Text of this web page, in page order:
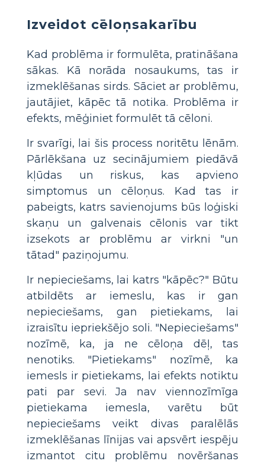
Izveidot cēloņsakarību
Kad problēma ir formulēta, pratināšana
sākas. Kā norāda nosaukums, tas ir
izmeklēšanas sirds. Sāciet ar problēmu,
jautājiet, kāpēc tā notika. Problēma ir
efekts, mēģiniet formulēt tā cēloni.
Ir svarīgi, lai šis process noritētu lēnām.
Pārlēkšana uz secinājumiem piedāvā
kļūdas un riskus, kas apvieno
simptomus un cēloņus. Kad tas ir
pabeigts, katrs savienojums būs loģiski
skaņu un galvenais cēlonis var tikt
izsekots ar problēmu ar virkni "un
tātad" paziņojumu.
Ir nepieciešams, lai katrs "kāpēc?" Būtu
atbildēts ar iemeslu, kas ir gan
nepieciešams, gan pietiekams, lai
izraisītu iepriekšējo soli. "Nepieciešams"
nozīmē, ka, ja ne cēloņa dēļ, tas
nenotiks. "Pietiekams" nozīmē, ka
iemesls ir pietiekams, lai efekts notiktu
pati par sevi. Ja nav viennozīmīga
pietiekama iemesla, varētu būt
nepieciešams veikt divas paralēlās
izmeklēšanas līnijas vai apsvērt iespēju
izmantot citu problēmu novēršanas